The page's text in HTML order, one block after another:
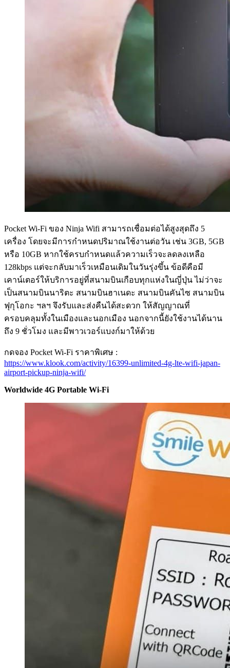
Pocket Wi-Fi ของ Ninja Wifi สามารถเชื่อมต่อได้สูงสุดถึง 5
เครื่อง โดยจะมีการกำหนดปริมาณใช้งานต่อวัน เช่น 3GB, 5GB
หรือ 10GB หากใช้ครบกำหนดแล้วความเร็วจะลดลงเหลือ
128kbps แต่จะกลับมาเร็วเหมือนเดิมในวันรุ่งขึ้น ข้อดีคือมี
เคาน์เตอร์ให้บริการอยู่ที่สนามบินเกือบทุกแห่งในญี่ปุ่น ไม่ว่าจะ
เป็นสนามบินนาริตะ สนามบินฮาเนดะ สนามบินคันไซ สนามบิน
ฟุกุโอกะ ฯลฯ จึงรับและส่งคืนได้สะดวก ให้สัญญาณที่
ครอบคลุมทั้งในเมืองและนอกเมือง นอกจากนี้ยังใช้งานได้นาน
ถึง 9 ชั่วโมง และมีพาวเวอร์แบงก์มาให้ด้วย
กดจอง Pocket Wi-Fi ราคาพิเศษ :
https://www.klook.com/activity/16399-unlimited-4g-lte-wifi-japan-
airport-pickup-ninja-wifi/
Worldwide 4G Portable Wi-Fi